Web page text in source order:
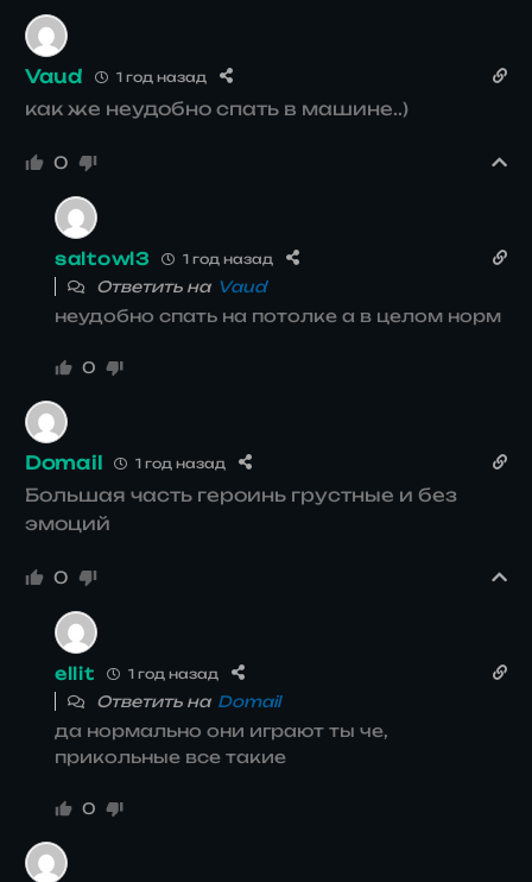
Vaud 1 год назад
как же неудобно спать в машине..)
0
saltowl3 1 год назад
Ответить на Vaud
неудобно спать на потолке а в целом норм
0
Domail 1 год назад
Большая часть героинь грустные и без
эмоций
0
ellit 1 год назад
Ответить на Domail
да нормально они играют ты че,
прикольные все такие
0